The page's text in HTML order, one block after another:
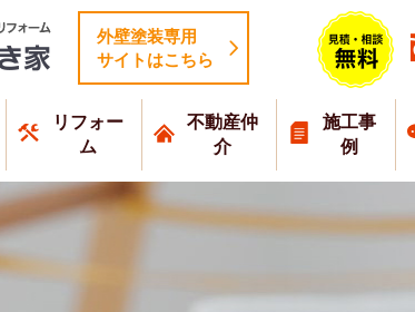
外壁塗装専用
サイトはこちら
リフォー
ム
不動産仲
介
施工事
例